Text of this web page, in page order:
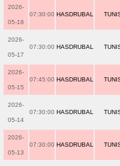
2026-
05-18
07:30:00 HASDRUBAL
2026-
05-17
07:30:00 HASDRUBAL
2026-
05-15
07:45:00 HASDRUBAL
2026-
05-14
07:30:00 HASDRUBAL
2026-
05-13
07:30:00 HASDRUBAL